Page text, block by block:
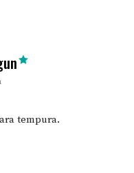
says:
tempura.